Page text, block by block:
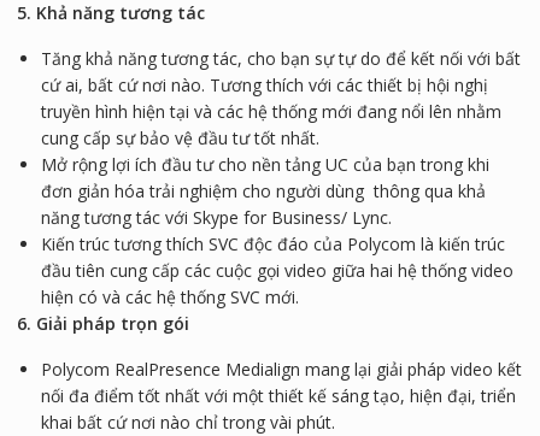
5. Khả năng tương tác
Tăng khả năng tương tác, cho bạn sự tự do để kết nối với bất
cứ ai, bất cứ nơi nào. Tương thích với các thiết bị hội nghị
truyền hình hiện tại và các hệ thống mới đang nổi lên nhằm
cung cấp sự bảo vệ đầu tư tốt nhất.
Mở rộng lợi ích đầu tư cho nền tảng UC của bạn trong khi
đơn giản hóa trải nghiệm cho người dùng thông qua khả
năng tương tác với Skype for Business/ Lync.
Kiến trúc tương thích SVC độc đáo của Polycom là kiến trúc
đầu tiên cung cấp các cuộc gọi video giữa hai hệ thống video
hiện có và các hệ thống SVC mới.
6. Giải pháp trọn gói
Polycom RealPresence Medialign mang lại giải pháp video kết
nối đa điểm tốt nhất với một thiết kế sáng tạo, hiện đại, triển
khai bất cứ nơi nào chỉ trong vài phút.